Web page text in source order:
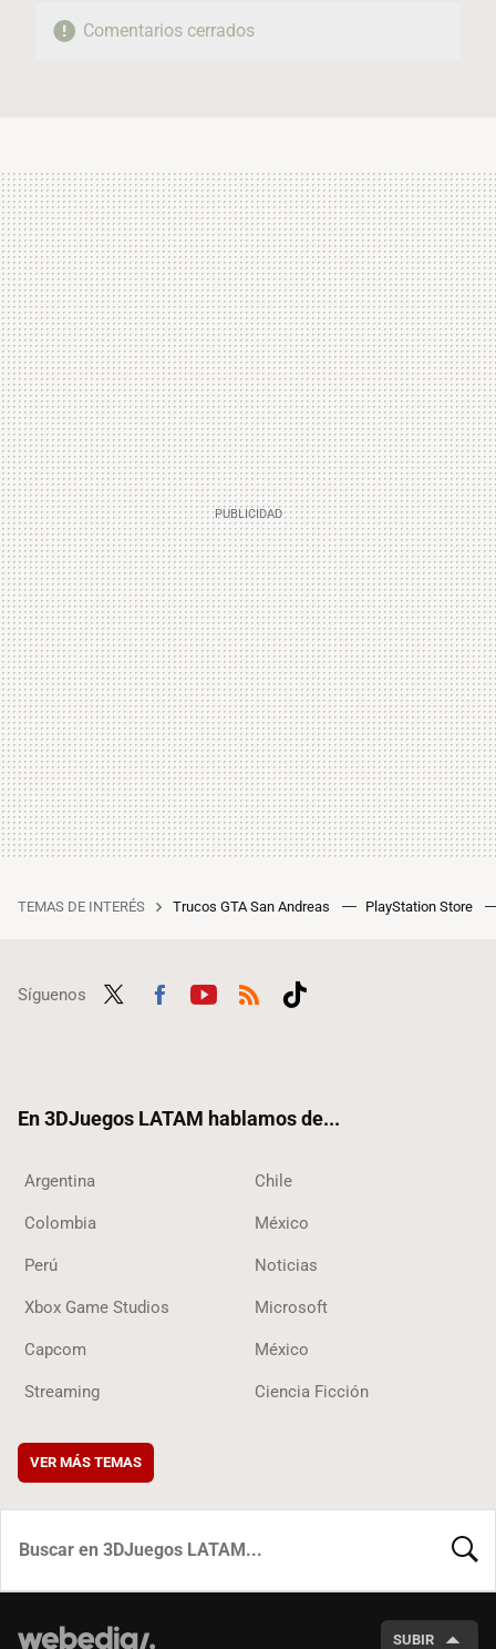
Comentarios cerrados
TEMAS DE INTERÉS Trucos GTA San Andreas PlayStation Store
Síguenos
En 3DJuegos LATAM hablamos de...
Argentina Chile
Colombia México
Perú Noticias
Xbox Game Studios Microsoft
Capcom México
Streaming Ciencia Ficción
VER MÁS TEMAS
SUBIR